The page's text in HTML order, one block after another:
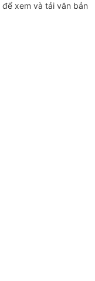
để xem và tải văn bản